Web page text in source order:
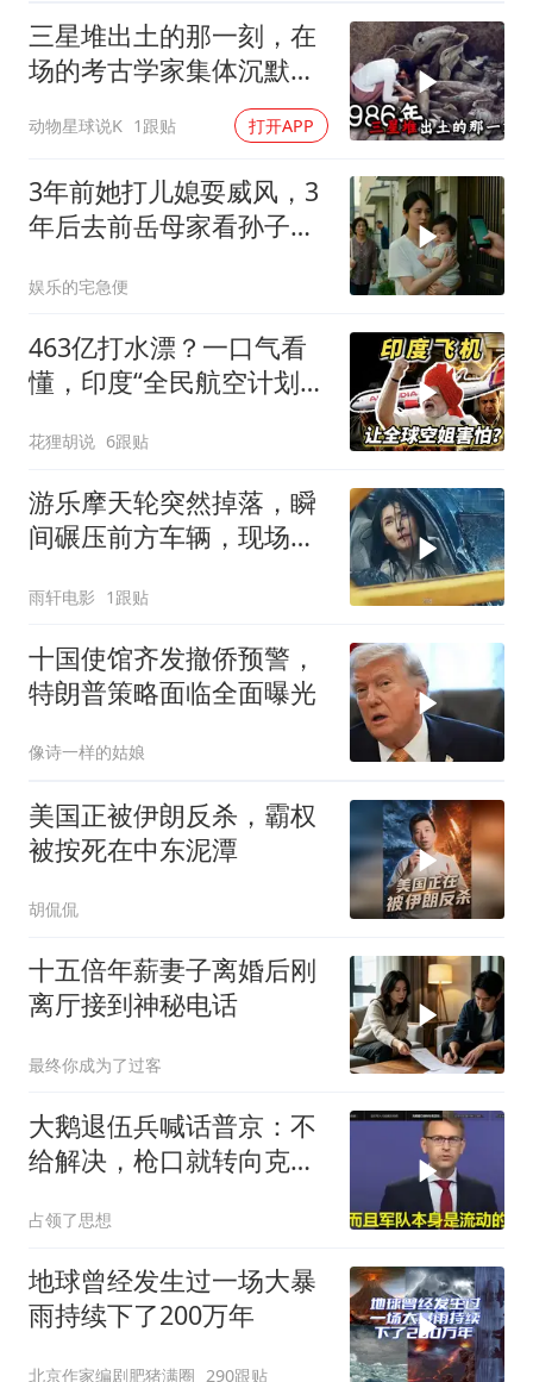
三星堆出土的那一刻，在
场的考古学家集体沉默
了，颠覆所有人的认知
动物星球说K 1跟贴 打开APP
3年前她打儿媳耍威风，3
年后去前岳母家看孙子，
娱乐的宅急便
463亿打水漂？一口气看
懂，印度“全民航空计划”
花狸胡说 6跟贴
游乐摩天轮突然掉落，瞬
间碾压前方车辆，现场状
雨轩电影 1跟贴
十国使馆齐发撤侨预警，
特朗普策略面临全面曝光
像诗一样的姑娘
美国正被伊朗反杀，霸权
被按死在中东泥潭
胡侃侃
十五倍年薪妻子离婚后刚
离厅接到神秘电话
最终你成为了过客
大鹅退伍兵喊话普京：不
给解决，枪口就转向克里
占领了思想
地球曾经发生过一场大暴
雨持续下了200万年
北京作家编剧肥猪满圈 290跟贴